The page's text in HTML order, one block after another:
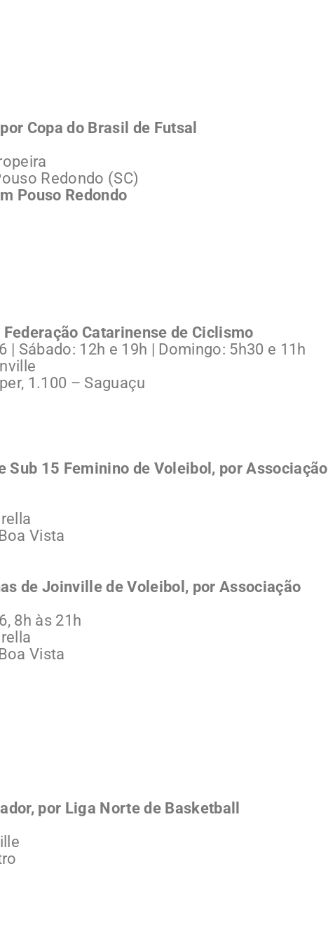
Copa do Brasil de Futsal
Redondo (SC)
Pouso Redondo
Catarinense de Ciclismo
Sábado: 12h e 19h | Domingo: 5h30 e 11h
1.100 – Saguaçu
Sub 15 Feminino de Voleibol, por Associação
Vista
de Joinville de Voleibol, por Associação
8h às 21h
Vista
por Liga Norte de Basketball